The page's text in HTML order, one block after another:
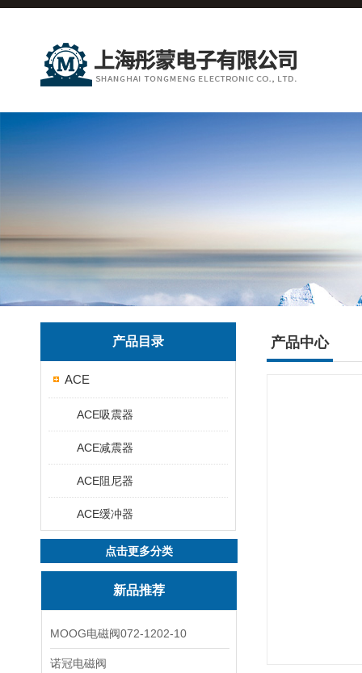
产品目录
ACE
ACE吸震器
ACE减震器
ACE阻尼器
ACE缓冲器
点击更多分类
新品推荐
MOOG电磁阀072-1202-10
诺冠电磁阀
产品中心